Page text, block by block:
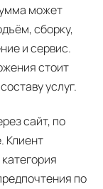
может
сборку,
и сервис.
стоит
услуг.
сайт, по
Клиент
по